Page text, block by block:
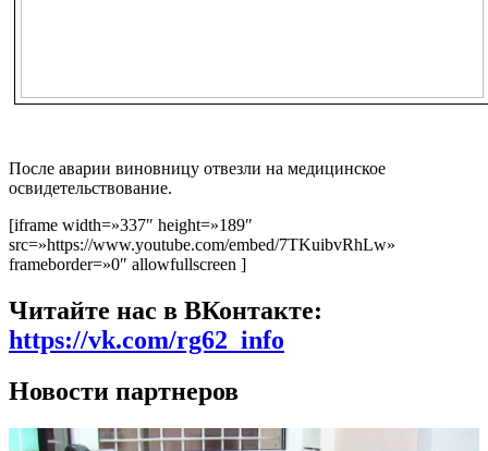
После аварии виновницу отвезли на медицинское
освидетельствование.
[iframe width=»337″ height=»189″
src=»https://www.youtube.com/embed/7TKuibvRhLw»
frameborder=»0″ allowfullscreen ]
Читайте нас в ВКонтакте:
https://vk.com/rg62_info
Новости партнеров